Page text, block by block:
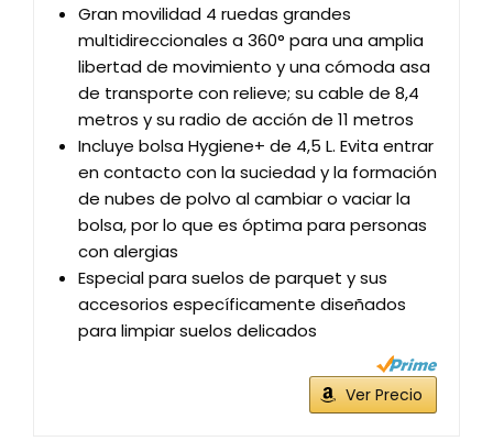
Gran movilidad 4 ruedas grandes
multidireccionales a 360° para una amplia
libertad de movimiento y una cómoda asa
de transporte con relieve; su cable de 8,4
metros y su radio de acción de 11 metros
Incluye bolsa Hygiene+ de 4,5 L. Evita entrar
en contacto con la suciedad y la formación
de nubes de polvo al cambiar o vaciar la
bolsa, por lo que es óptima para personas
con alergias
Especial para suelos de parquet y sus
accesorios específicamente diseñados
para limpiar suelos delicados
Ver Precio